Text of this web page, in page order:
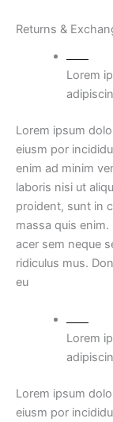
Returns &
Lorem
Lorem ipsum
eiusm por
enim ad minim
laboris nisi ut
proident, sunt in
massa quis
acer sem neque
ridiculus mus.
eu
Lorem
Lorem ipsum
eiusm por